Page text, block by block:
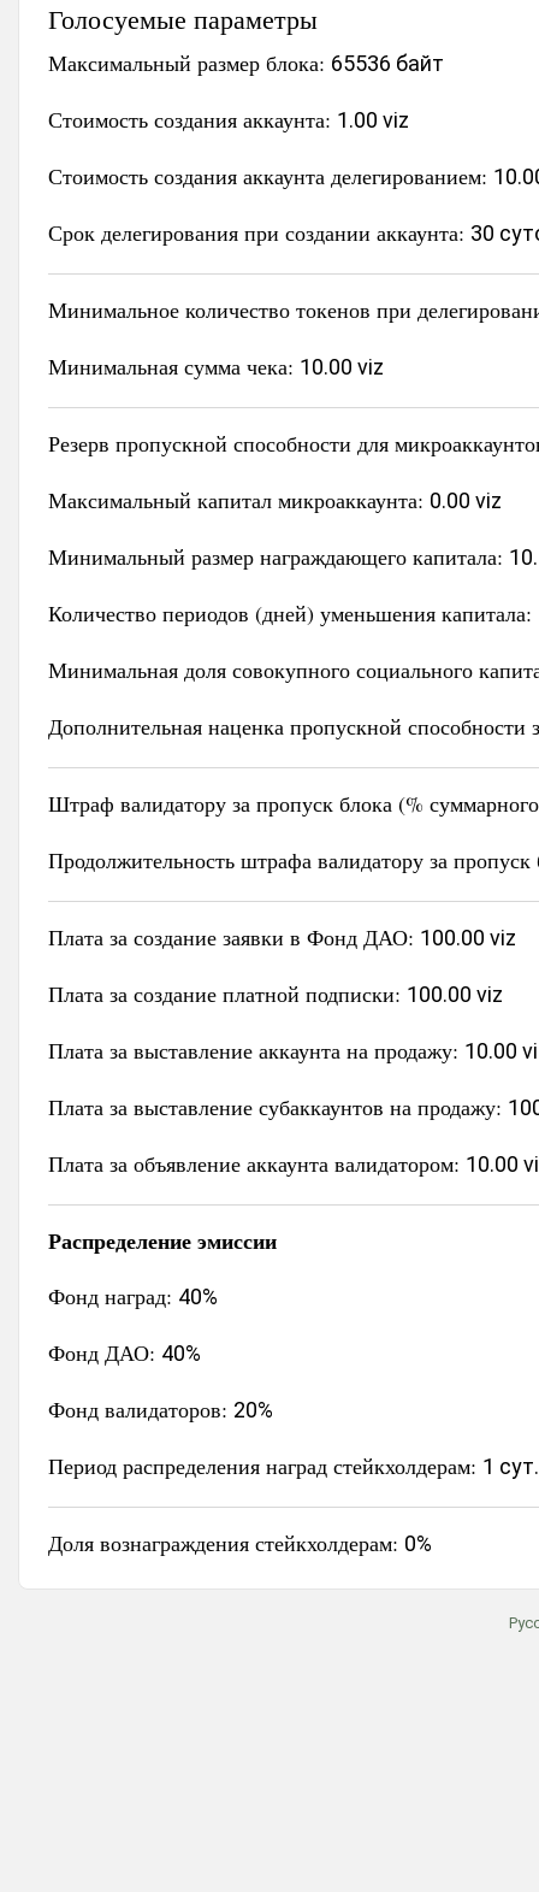
Голосуемые параметры
Максимальный размер блока: 65536 байт
Стоимость создания аккаунта: 1.00 viz
Стоимость создания аккаунта делегированием:
Срок делегирования при создании аккаунта: 30
Минимальное количество токенов при
Минимальная сумма чека: 10.00 viz
Резерв пропускной способности для
Максимальный капитал микроаккаунта: 0.00 viz
Минимальный размер награждающего капитала:
Количество периодов (дней) уменьшения капитала:
Минимальная доля совокупного социального
Дополнительная наценка пропускной
Штраф валидатору за пропуск блока (%
Продолжительность штрафа валидатору за
Плата за создание заявки в Фонд ДАО: 100.00 viz
Плата за создание платной подписки: 100.00 viz
Плата за выставление аккаунта на продажу: 10.00
Плата за выставление субаккаунтов на продажу:
Плата за объявление аккаунта валидатором: 10.00
Распределение эмиссии
Фонд наград: 40%
Фонд ДАО: 40%
Фонд валидаторов: 20%
Период распределения наград стейкхолдерам: 1 сут.
Доля вознаграждения стейкхолдерам: 0%